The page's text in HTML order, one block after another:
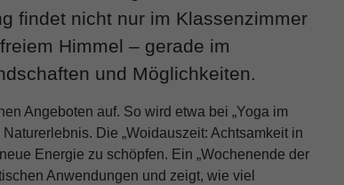
findet nicht nur im Klassenzimmer
Himmel – gerade im
und Möglichkeiten.
Angeboten auf. So wird etwa bei „Yoga im
Die „Woidauszeit: Achtsamkeit in
Energie zu schöpfen. Ein „Wochenende der
Anwendungen und zeigt, wie viel